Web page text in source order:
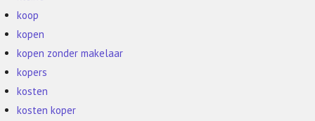
koop
kopen
kopen zonder makelaar
kopers
kosten
kosten koper